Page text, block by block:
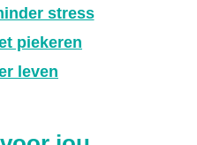
stress
piekeren
leven